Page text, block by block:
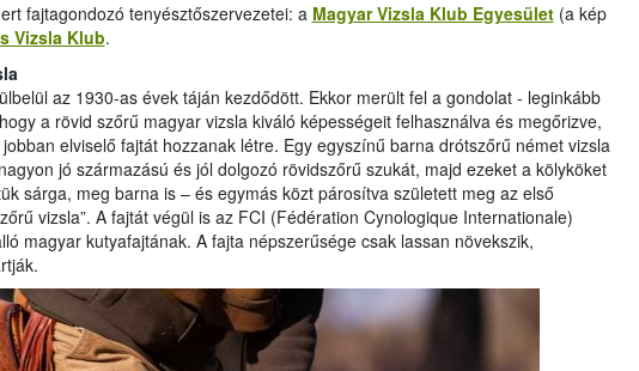
fajtagondozó tenyésztőszervezetei: a Magyar Vizsla Klub Egyesület(a kép
Vizsla Klub.
az 1930-as évek táján kezdődött. Ekkor merült fel a gondolat - leginkább
a rövid szőrű magyar vizsla kiváló képességeit felhasználva és megőrizve,
elviselő fajtát hozzanak létre. Egy egyszínű barna drótszőrű német vizsla
jó származású és jól dolgozó rövidszőrű szukát, majd ezeket a kölyköket
sárga, meg barna is – és egymás közt párosítva született meg az első
vizsla”. A fajtát végül is az FCI (Fédération Cynologique Internationale)
magyar kutyafajtának. A fajta népszerűsége csak lassan növekszik,